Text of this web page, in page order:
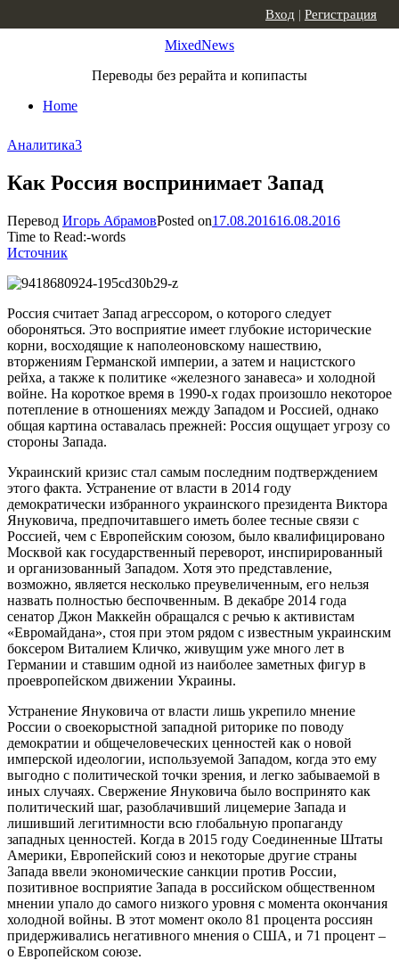
MixedNews
Переводы без рерайта и копипасты
Home
Вход | Регистрация
Аналитика3
Как Россия воспринимает Запад
Перевод Игорь АбрамовPosted on17.08.201616.08.2016
Time to Read:-words
Источник
Россия считает Запад агрессором, о которого следует
обороняться. Это восприятие имеет глубокие исторические
корни, восходящие к наполеоновскому нашествию,
вторжениям Германской империи, а затем и нацистского
рейха, а также к политике «железного занавеса» и холодной
войне. На короткое время в 1990-х годах произошло некоторое
потепление в отношениях между Западом и Россией, однако
общая картина оставалась прежней: Россия ощущает угрозу со
стороны Запада.
Украинский кризис стал самым последним подтверждением
этого факта. Устранение от власти в 2014 году
демократически избранного украинского президента Виктора
Януковича, предпочитавшего иметь более тесные связи с
Россией, чем с Европейским союзом, было квалифицировано
Москвой как государственный переворот, инспирированный
и организованный Западом. Хотя это представление,
возможно, является несколько преувеличенным, его нельзя
назвать полностью беспочвенным. В декабре 2014 года
сенатор Джон Маккейн обращался с речью к активистам
«Евромайдана», стоя при этом рядом с известным украинским
боксером Виталием Кличко, живущим уже много лет в
Германии и ставшим одной из наиболее заметных фигур в
проевропейском движении Украины.
Устранение Януковича от власти лишь укрепило мнение
России о своекорыстной западной риторике по поводу
демократии и общечеловеческих ценностей как о новой
имперской идеологии, используемой Западом, когда это ему
выгодно с политической точки зрения, и легко забываемой в
иных случаях. Свержение Януковича было воспринято как
политический шаг, разоблачивший лицемерие Запада и
лишивший легитимности всю глобальную пропаганду
западных ценностей. Когда в 2015 году Соединенные Штаты
Америки, Европейский союз и некоторые другие страны
Запада ввели экономические санкции против России,
позитивное восприятие Запада в российском общественном
мнении упало до самого низкого уровня с момента окончания
холодной войны. В этот момент около 81 процента россиян
придерживались негативного мнения о США, и 71 процент –
о Европейском союзе.